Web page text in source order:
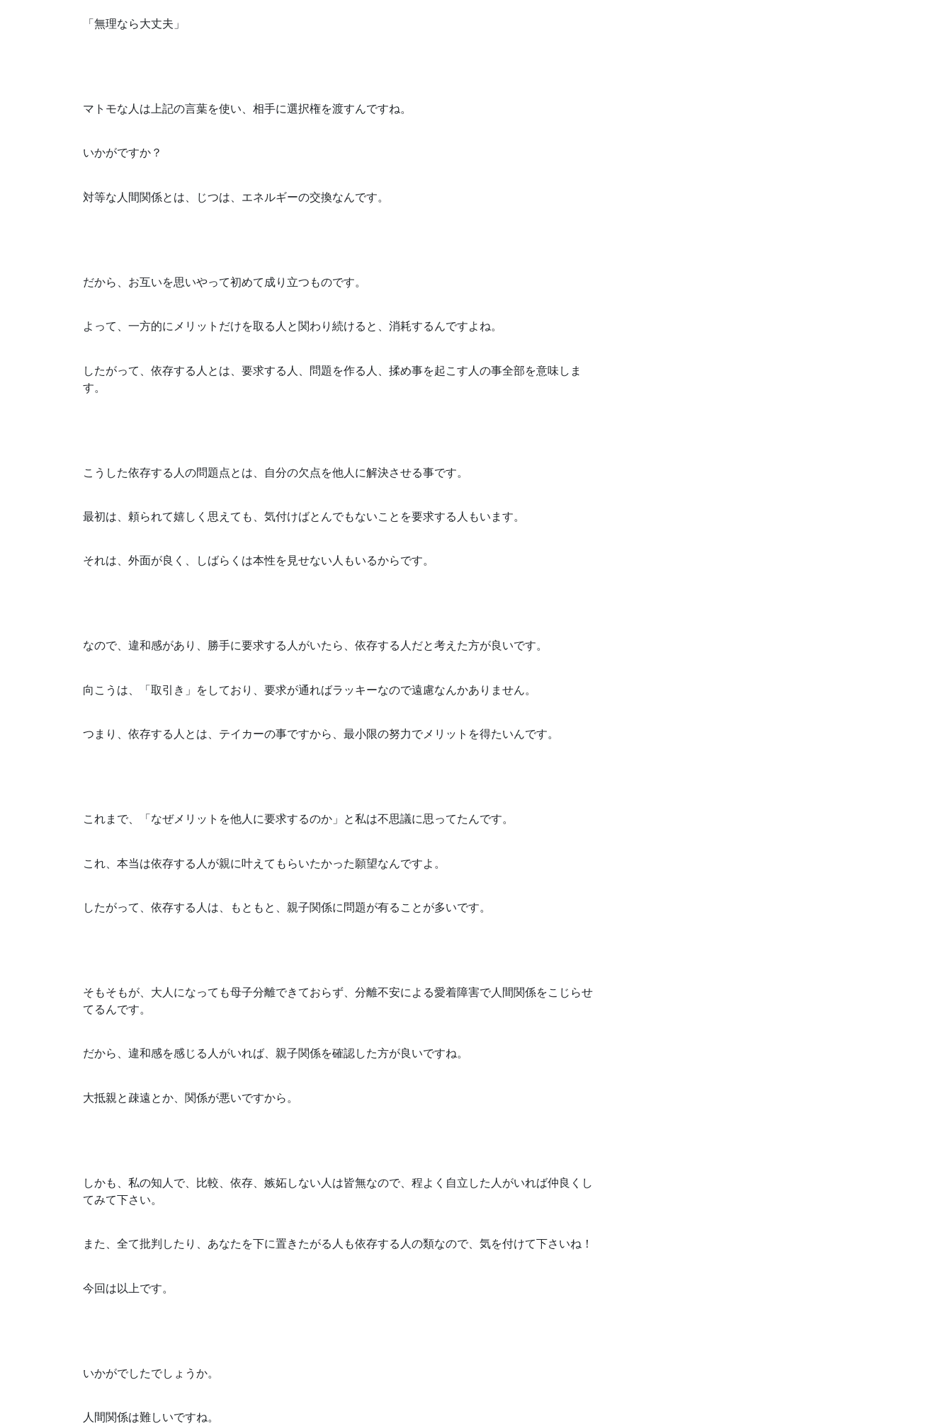
「無理なら大丈夫」
マトモな人は上記の言葉を使い、相手に選択権を渡すんですね。
いかがですか？
対等な人間関係とは、じつは、エネルギーの交換なんです。
だから、お互いを思いやって初めて成り立つものです。
よって、一方的にメリットだけを取る人と関わり続けると、消耗するんですよね。
したがって、依存する人とは、要求する人、問題を作る人、揉め事を起こす人の事全部を意味しま
す。
こうした依存する人の問題点とは、自分の欠点を他人に解決させる事です。
最初は、頼られて嬉しく思えても、気付けばとんでもないことを要求する人もいます。
それは、外面が良く、しばらくは本性を見せない人もいるからです。
なので、違和感があり、勝手に要求する人がいたら、依存する人だと考えた方が良いです。
向こうは、「取引き」をしており、要求が通ればラッキーなので遠慮なんかありません。
つまり、依存する人とは、テイカーの事ですから、最小限の努力でメリットを得たいんです。
これまで、「なぜメリットを他人に要求するのか」と私は不思議に思ってたんです。
これ、本当は依存する人が親に叶えてもらいたかった願望なんですよ。
したがって、依存する人は、もともと、親子関係に問題が有ることが多いです。
そもそもが、大人になっても母子分離できておらず、分離不安による愛着障害で人間関係をこじらせ
てるんです。
だから、違和感を感じる人がいれば、親子関係を確認した方が良いですね。
大抵親と疎遠とか、関係が悪いですから。
しかも、私の知人で、比較、依存、嫉妬しない人は皆無なので、程よく自立した人がいれば仲良くし
てみて下さい。
また、全て批判したり、あなたを下に置きたがる人も依存する人の類なので、気を付けて下さいね！
今回は以上です。
いかがでしたでしょうか。
人間関係は難しいですね。